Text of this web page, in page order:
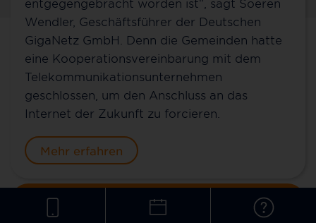
entgegengebracht worden ist“, sagt Soeren
Wendler, Geschäftsführer der Deutschen
GigaNetz GmbH. Denn die Gemeinden hatte
eine Kooperationsvereinbarung mit dem
Telekommunikationsunternehmen
geschlossen, um den Anschluss an das
Internet der Zukunft zu forcieren.
Mehr erfahren
Kontakt für Dornburg
Sie möchten mehr über 100 % Glasfaser bis ins
Zuhause (FTTH), über unsere günstigen MyNet-
Sie wollen schon einen Vertrag abschließen?